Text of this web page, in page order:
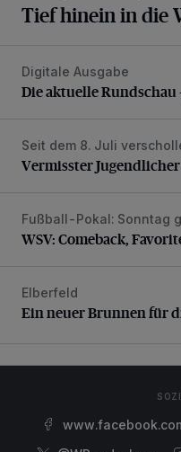
Tief hinein in die
Die aktuelle Rundschau
Digitale Ausgabe
Die aktuelle
Vermisster Jugendlicher
Seit dem 8. Juli
Vermisster
WSV: Comeback,
Fußball-Pokal: Sonntag
WSV: Comeback,
Ein neuer Brunnen für
Elberfeld
Ein neuer Brunnen für